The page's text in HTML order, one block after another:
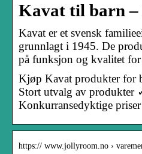
Kavat til barn –
Kavat er et svensk
grunnlagt i 1945. De
på funksjon og kvalitet
Kjøp Kavat produkter for
Stort utvalg av produkter
Konkurransedyktige priser
https:// www.jollyroom.no ›